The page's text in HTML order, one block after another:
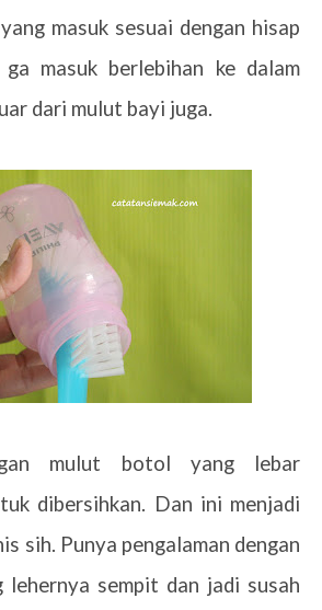
masuk sesuai dengan hisap
masuk berlebihan ke dalam
dari mulut bayi juga.
mulut botol yang lebar
dibersihkan. Dan ini menjadi
sih. Punya pengalaman dengan
lehernya sempit dan jadi susah